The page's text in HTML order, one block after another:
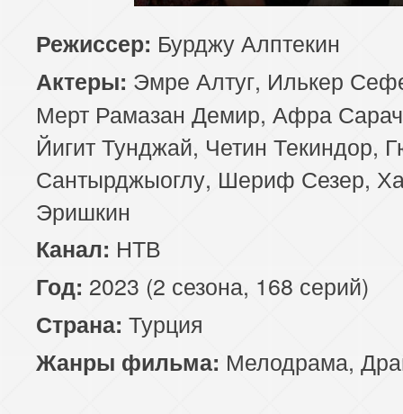
86 серия
87 серия
90 серия
93 серия
94 серия
95 серия
97 серия
98 серия 99 серия
101 серия
105 серия
106 серия
109 серия
110 серия 111 серия
113 серия
114 серия
Режиссер: Бурджу Алптекин
Актеры: Эмре Алтуг, Илькер
Мерт Рамазан Демир, Афра
Йигит Тунджай, Четин Текиндор,
Сантырджыоглу, Шериф Сезер,
Эришкин
Канал: НТВ
Год: 2023 (2 сезона, 168 серий)
Страна: Турция
Жанры фильма: Мелодрама,